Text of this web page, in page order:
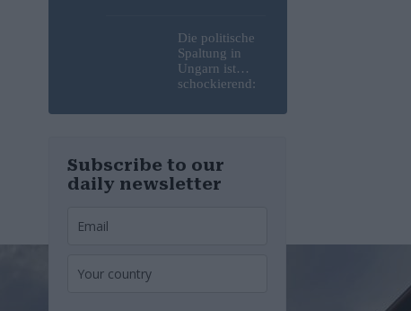
diesem
Wochenende
stillgelegt
werden
Die politische
Spaltung in
Ungarn ist
schockierend:
einer Wasser-
geben wir uns
weiterhin
gegenseitig die
Subscribe to our
daily newsletter